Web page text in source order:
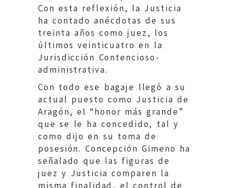
Con esta reflexión, la Justicia
ha contado anécdotas de sus
treinta años como juez, los
últimos veinticuatro en la
Jurisdicción Contencioso-
administrativa.
Con todo ese bagaje llegó a su
actual puesto como Justicia de
Aragón, el “honor más grande”
que se le ha concedido, tal y
como dijo en su toma de
posesión. Concepción Gimeno ha
señalado que las figuras de
juez y Justicia comparen la
misma finalidad, el control de